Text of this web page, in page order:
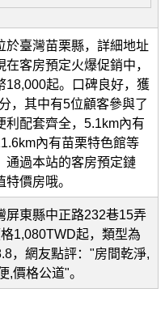
於臺灣苗栗縣，詳細地址
客房預定火爆促銷中，
18,000起。口碑良好，獲
，其中有5位顧客參與了
利配套齊全，5.1km內有
內有苗栗特色館等
通過本站的客房預定鏈
價房哦。
屏東縣中正路232巷15弄
1,080TWD起，類型為
，網友點評："房間乾淨,
,價格公道"。